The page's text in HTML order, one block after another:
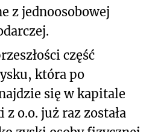
z jednoosobowej
część
która po
się w kapitale
z o.o. już raz została